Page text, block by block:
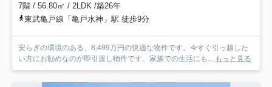
7階 / 56.80㎡ / 2LDK /築26年
東武亀戸線「亀戸水神」駅 徒歩9分
安らぎの環境のある、8,499万円の快適な物件です。今すぐ引っ越した
い方にお勧めなのが即引渡し物件です。家族での生活にも... もっと見る